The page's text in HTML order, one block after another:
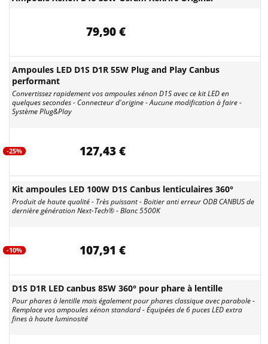
79,90 €
Ampoules LED D1S D1R 55W Plug and Play Canbus
performant
Convertissez rapidement vos ampoules xénon D1S avec ce kit LED en
quelques secondes - Connecteur d'origine - Aucune modification à faire -
Système Plug&Play
-25% 127,43 €
Kit ampoules LED 100W D1S Canbus lenticulaires 360°
Produit de haute qualité - Très puissant - Boitier anti erreur ODB CANBUS de
dernière génération Next-Tech® - Blanc 5500K
-10% 107,91 €
D1S D1R LED canbus 85W 360° pour phare à lentille
Pour phares à lentille mais également pour phares classique avec parabole -
Remplace vos ampoules xénon standard - Équipées de 6 puces LED extra
fines à haute luminosité